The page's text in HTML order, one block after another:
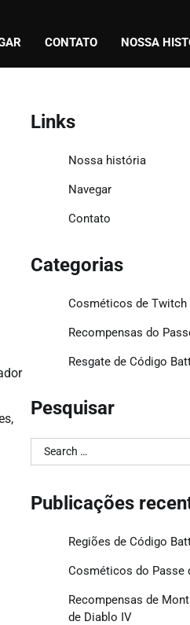
CONTATO NOSSA
Links
Nossa história
Navegar
Contato
Categorias
Cosméticos de Twitch
Recompensas do
Resgate de Código
Pesquisar
Search
for:
Publicações
Regiões de Código
Cosméticos do Passe
Recompensas de
de Diablo IV